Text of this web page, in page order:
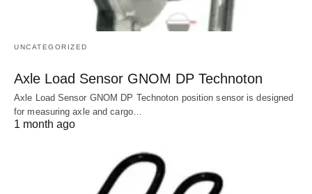
UNCATEGORIZED
Axle Load Sensor GNOM DP Technoton
Axle Load Sensor GNOM DP Technoton position sensor is designed
for measuring axle and cargo…
1 month ago